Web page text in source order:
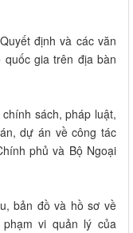
định và các văn
gia trên địa bàn
sách, pháp luật,
dự án về công tác
phủ và Bộ Ngoại
bản đồ và hồ sơ về
vi quản lý của